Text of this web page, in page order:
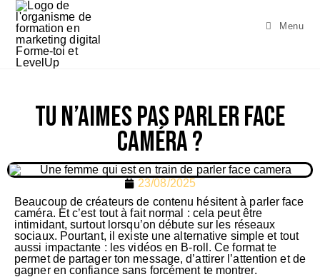
Menu
Tu n’aimes pas parler face
caméra ?
23/08/2025
Beaucoup de créateurs de contenu hésitent à parler face
caméra. Et c’est tout à fait normal : cela peut être
intimidant, surtout lorsqu’on débute sur les réseaux
sociaux. Pourtant, il existe une alternative simple et tout
aussi impactante : les vidéos en B-roll. Ce format te
permet de partager ton message, d’attirer l’attention et de
gagner en confiance sans forcément te montrer.